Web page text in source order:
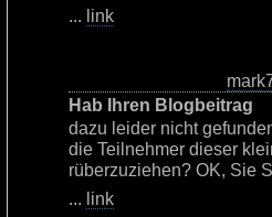
... link
Hab Ihren Blogbeitrag
dazu leider nicht
die Teilnehmer dieser
rüberzuziehen? OK, Sie
... link